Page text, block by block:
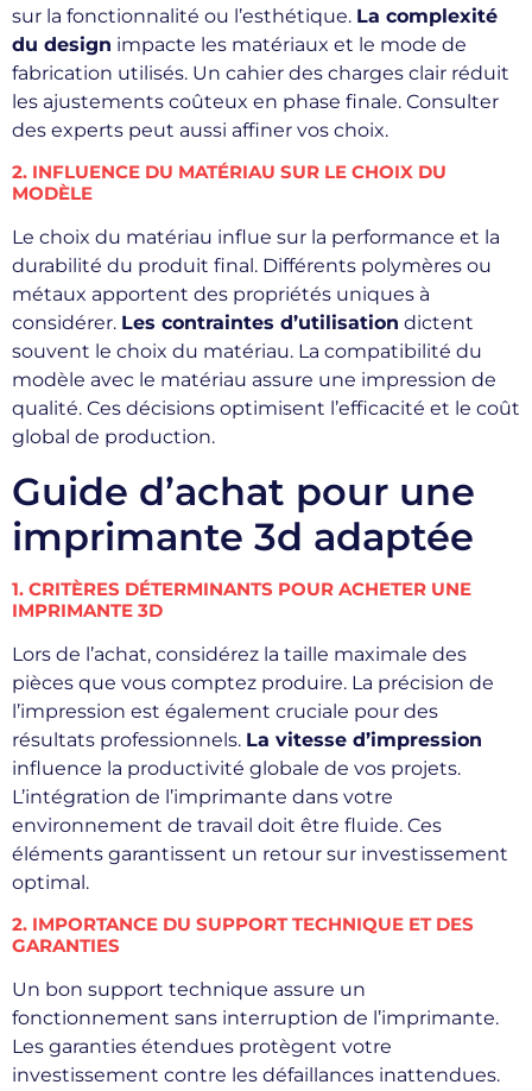
sur la fonctionnalité ou l’esthétique. La complexité
du design impacte les matériaux et le mode de
fabrication utilisés. Un cahier des charges clair réduit
les ajustements coûteux en phase finale. Consulter
des experts peut aussi affiner vos choix.
2. INFLUENCE DU MATÉRIAU SUR LE CHOIX DU
MODÈLE
Le choix du matériau influe sur la performance et la
durabilité du produit final. Différents polymères ou
métaux apportent des propriétés uniques à
considérer. Les contraintes d’utilisation dictent
souvent le choix du matériau. La compatibilité du
modèle avec le matériau assure une impression de
qualité. Ces décisions optimisent l’efficacité et le coût
global de production.
Guide d’achat pour une
imprimante 3d adaptée
1. CRITÈRES DÉTERMINANTS POUR ACHETER UNE
IMPRIMANTE 3D
Lors de l’achat, considérez la taille maximale des
pièces que vous comptez produire. La précision de
l’impression est également cruciale pour des
résultats professionnels. La vitesse d’impression
influence la productivité globale de vos projets.
L’intégration de l’imprimante dans votre
environnement de travail doit être fluide. Ces
éléments garantissent un retour sur investissement
optimal.
2. IMPORTANCE DU SUPPORT TECHNIQUE ET DES
GARANTIES
Un bon support technique assure un
fonctionnement sans interruption de l’imprimante.
Les garanties étendues protègent votre
investissement contre les défaillances inattendues.